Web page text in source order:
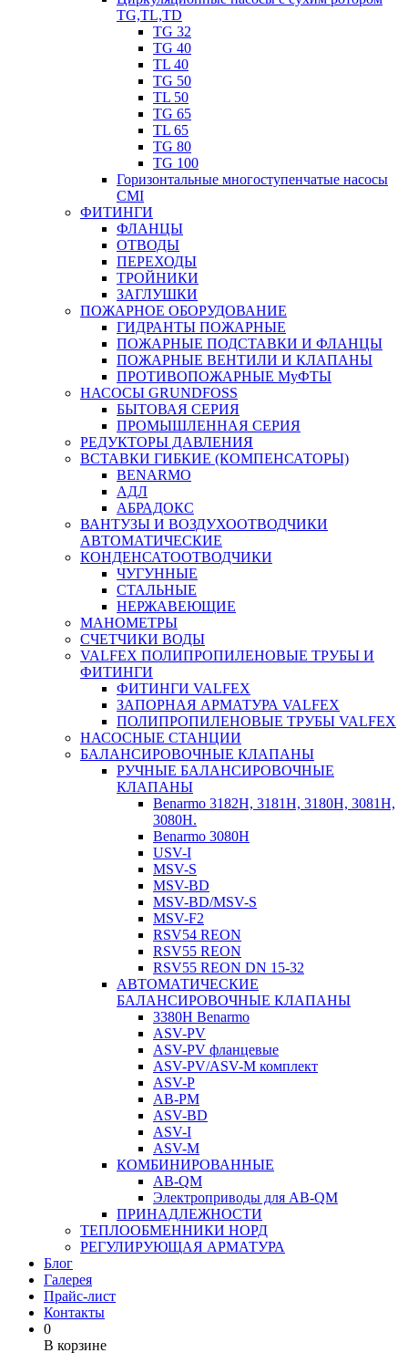
TG,TL,TD
TG 32
TG 40
TL 40
TG 50
TL 50
TG 65
TL 65
TG 80
TG 100
Горизонтальные многоступенчатые насосы
CMI
ФИТИНГИ
ФЛАНЦЫ
ОТВОДЫ
ПЕРЕХОДЫ
ТРОЙНИКИ
ЗАГЛУШКИ
ПОЖАРНОЕ ОБОРУДОВАНИЕ
ГИДРАНТЫ ПОЖАРНЫЕ
ПОЖАРНЫЕ ПОДСТАВКИ И ФЛАНЦЫ
ПОЖАРНЫЕ ВЕНТИЛИ И КЛАПАНЫ
ПРОТИВОПОЖАРНЫЕ МуФТЫ
НАСОСЫ GRUNDFOSS
БЫТОВАЯ СЕРИЯ
ПРОМЫШЛЕННАЯ СЕРИЯ
РЕДУКТОРЫ ДАВЛЕНИЯ
ВСТАВКИ ГИБКИЕ (КОМПЕНСАТОРЫ)
BENARMO
АДЛ
АБРАДОКС
ВАНТУЗЫ И ВОЗДУХООТВОДЧИКИ
АВТОМАТИЧЕСКИЕ
КОНДЕНСАТООТВОДЧИКИ
ЧУГУННЫЕ
СТАЛЬНЫЕ
НЕРЖАВЕЮЩИЕ
МАНОМЕТРЫ
СЧЕТЧИКИ ВОДЫ
VALFEX ПОЛИПРОПИЛЕНОВЫЕ ТРУБЫ И
ФИТИНГИ
ФИТИНГИ VALFEX
ЗАПОРНАЯ АРМАТУРА VALFEX
ПОЛИПРОПИЛЕНОВЫЕ ТРУБЫ VALFEX
НАСОСНЫЕ СТАНЦИИ
БАЛАНСИРОВОЧНЫЕ КЛАПАНЫ
РУЧНЫЕ БАЛАНСИРОВОЧНЫЕ
КЛАПАНЫ
Benarmo 3182H, 3181Н, 3180Н, 3081Н,
3080Н.
Benarmo 3080H
USV-I
MSV-S
MSV-BD
MSV-BD/MSV-S
MSV-F2
RSV54 REON
RSV55 REON
RSV55 REON DN 15-32
АВТОМАТИЧЕСКИЕ
БАЛАНСИРОВОЧНЫЕ КЛАПАНЫ
3380H Benarmo
ASV-PV
ASV-PV фланцевые
ASV-PV/ASV-M комплект
ASV-P
AB-PM
ASV-BD
ASV-I
ASV-M
КОМБИНИРОВАННЫЕ
AB-QM
Электроприводы для AB-QM
ПРИНАДЛЕЖНОСТИ
ТЕПЛООБМЕННИКИ НОРД
РЕГУЛИРУЮЩАЯ АРМАТУРА
Блог
Галерея
Прайс-лист
Контакты
0
В корзине